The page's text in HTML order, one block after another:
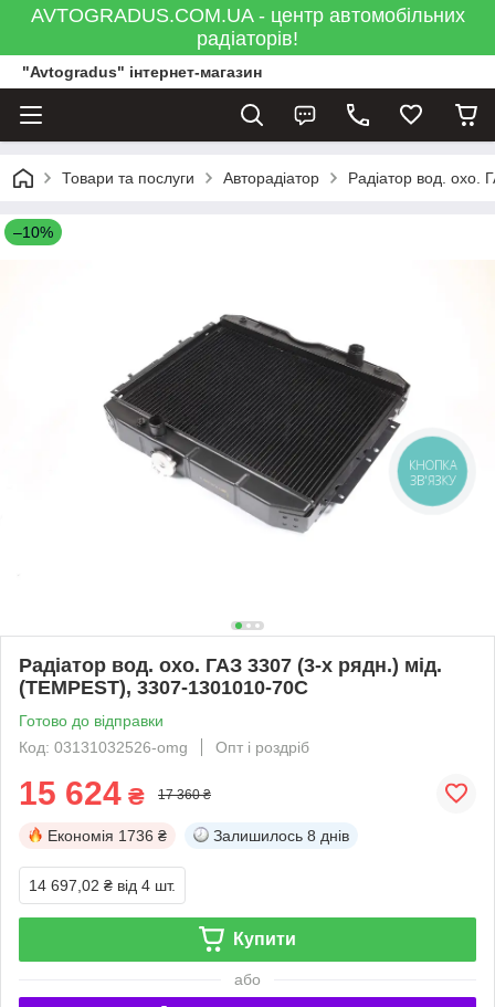
AVTOGRADUS.COM.UA - центр автомобільних
радіаторів!
"Avtogradus" інтернет-магазин
Товари та послуги Авторадіатор Радіатор вод. охо.
–10%
Радіатор вод. охо. ГАЗ 3307 (3-х рядн.) мід.
(TEMPEST), 3307-1301010-70С
Готово до відправки
Код: 03131032526-omg
Опт і роздріб
15 624 ₴ 17 360 ₴
Економія 1736 ₴ Залишилось 8 днів
14 697,02 ₴ від 4 шт.
Купити
або
КНОПКА
ЗВ'ЯЗКУ